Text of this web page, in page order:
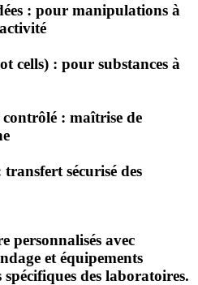
: pour manipulations à
cells) : pour substances à
contrôlé : maîtrise de
transfert sécurisé des
personnalisés avec
et équipements
spécifiques des laboratoires.